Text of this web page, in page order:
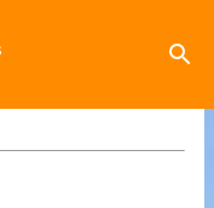
Montes de